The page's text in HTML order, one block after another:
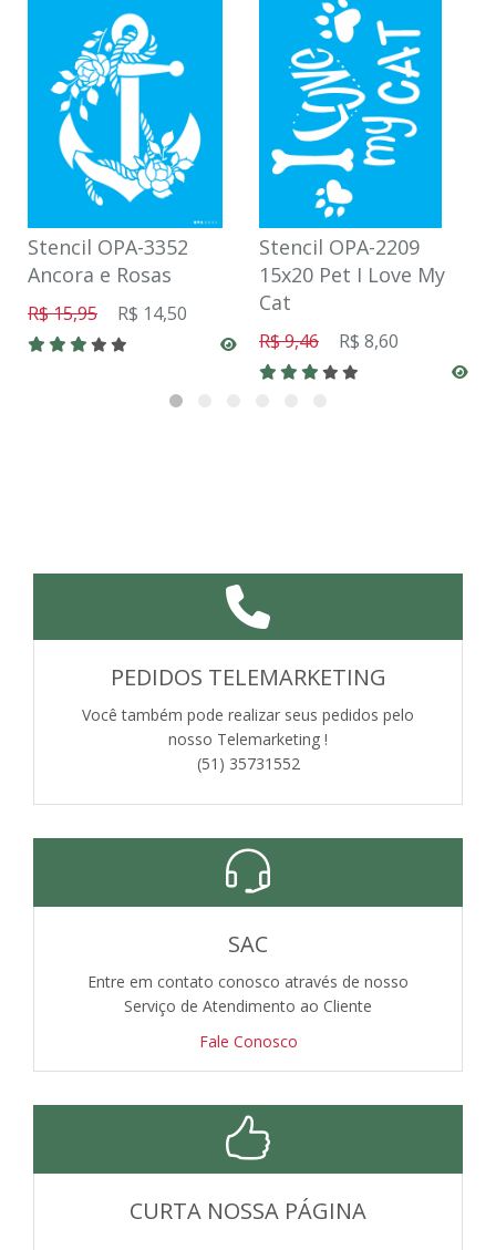
Stencil OPA-3352
Ancora e Rosas
R$ 15,95 R$ 14,50
Stencil OPA-2209
15x20 Pet I Love My
Cat
R$ 9,46 R$ 8,60
PEDIDOS TELEMARKETING
Você também pode realizar seus pedidos pelo
nosso Telemarketing !
(51) 35731552
SAC
Entre em contato conosco através de nosso
Serviço de Atendimento ao Cliente
Fale Conosco
CURTA NOSSA PÁGINA